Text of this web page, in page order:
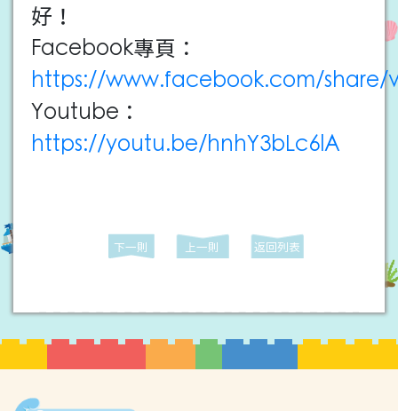
好！
Facebook專頁：
https://www.facebook.com/share/
Youtube：
https://youtu.be/hnhY3bLc6lA
下一則 上一則 返回列表